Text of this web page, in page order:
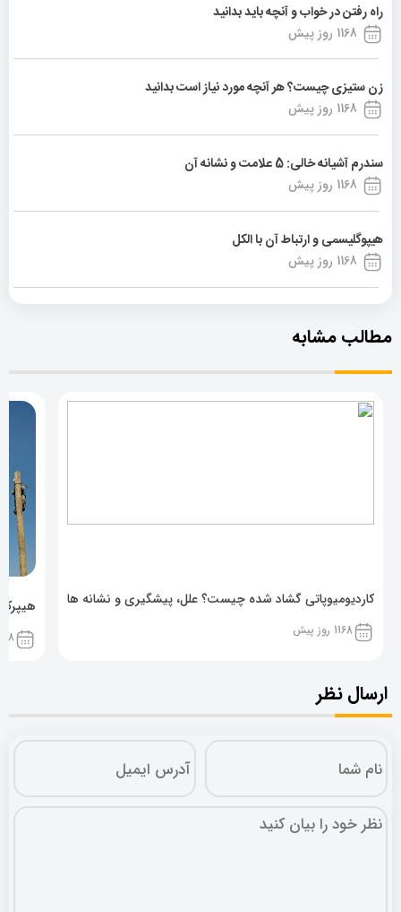
راه رفتن در خواب و آنچه باید بدانید
1168 روز پیش
زن ستیزی چیست؟ هر آنچه مورد نیاز است بدانید
1168 روز پیش
سندرم آشیانه خالی: 5 علامت و نشانه آن
1168 روز پیش
هیپوگلیسمی و ارتباط آن با الکل
1168 روز پیش
مطالب مشابه
کاردیومیوپاتی گشاد شده چیست؟ علل، پیشگیری و نشانه ها
1168 روز پیش 1168
ارسال نظر